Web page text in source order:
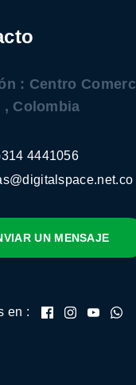
: Centro
, Colombia
4441056
UN MENSAJE
en :